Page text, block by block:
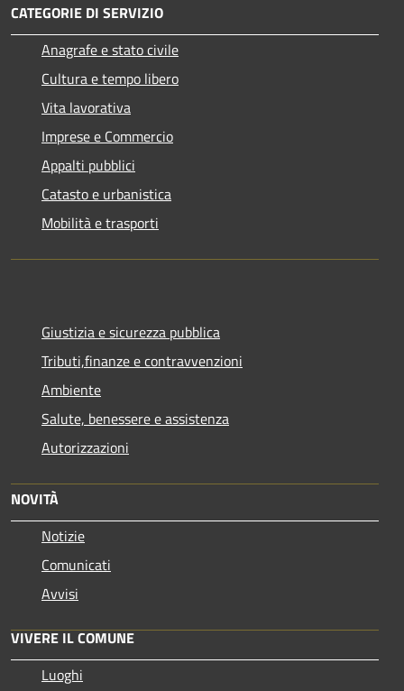
CATEGORIE DI SERVIZIO
Anagrafe e stato civile
Cultura e tempo libero
Vita lavorativa
Imprese e Commercio
Appalti pubblici
Catasto e urbanistica
Mobilità e trasporti
Giustizia e sicurezza pubblica
Tributi,finanze e contravvenzioni
Ambiente
Salute, benessere e assistenza
Autorizzazioni
NOVITÀ
Notizie
Comunicati
Avvisi
VIVERE IL COMUNE
Luoghi